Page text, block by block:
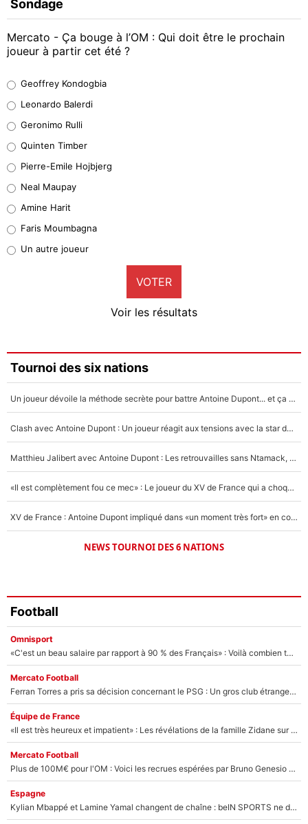
Sondage
Mercato - Ça bouge à l’OM : Qui doit être le prochain
joueur à partir cet été ?
38%
32%
5%
1%
9%
Faris Moumbagna
4%
Un autre joueur
5%
Geoffrey Kondogbia
Leonardo Balerdi
Geronimo Rulli
Quinten Timber
Pierre-Emile Hojbjerg
Neal Maupay
Amine Harit
Faris Moumbagna
Un autre joueur
VOTER
Voir les résultats
Tournoi des six nations
Un joueur dévoile la méthode secrète pour battre Antoine Dupont... et ça marche !
Clash avec Antoine Dupont : Un joueur réagit aux tensions avec la star du XV de France !
Matthieu Jalibert avec Antoine Dupont : Les retrouvailles sans Ntamack, «il y a eu des discussions»
«Il est complètement fou ce mec» : Le joueur du XV de France qui a choqué Matthieu Jalibert !
XV de France : Antoine Dupont impliqué dans «un moment très fort» en coulisses
NEWS TOURNOI DES 6 NATIONS
Football
Omnisport
«C'est un beau salaire par rapport à 90 % des Français» : Voilà combien touchait Nelson Monfort sur France Télévisions avant de rejoindre CNews
Mercato Football
Ferran Torres a pris sa décision concernant le PSG : Un gros club étranger prêt à relancer le feuilleton pour la signature du champion du monde 2026 !
Équipe de France
«Il est très heureux et impatient» : Les révélations de la famille Zidane sur sa prise de pouvoir en équipe de France !
Mercato Football
Plus de 100M€ pour l'OM : Voici les recrues espérées par Bruno Genesio et Grégory Lorenzi après l’opération dégraissage
Espagne
Kylian Mbappé et Lamine Yamal changent de chaîne : beIN SPORTS ne digère pas cette décision historique et prédit un fiasco pour la Liga